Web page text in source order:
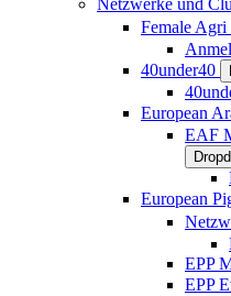
Netzwerke und
Female
40under40
European
EAF
European
EPP
EPP